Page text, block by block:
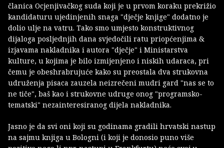
članica Ocjenjivačkog suda koji je u prvom koraku prekrižio
kandidaturu ujedinjenih snaga "dječje knjige" dodatno je
dolio ulje na vatru. Tako smo umjesto konstruktivnog
dijaloga posljednjih dana svjedočili ratu priopćenjima &
izjavama nakladnika i autora "dječje" i Ministarstva
kulture, u kojima je bilo izmijenjeno i niskih udaraca, pri
čemu je obeshrabrujuće kako su preostala dva strukovna
udruženja pisaca zauzela neizrečeni mudri gard "nas se to
ne tiče", baš kao i strukovne udruge onog "programsko-
tematski" nezainteresiranog dijela nakladnika.
Jasno je da svi oni koji su godinama gradili hrvatski nastup
na sajmu knjiga u Bologni (i koji je donosio puno više